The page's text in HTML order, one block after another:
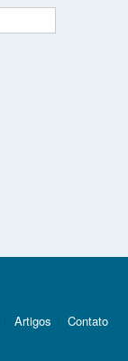
Artigos Contato